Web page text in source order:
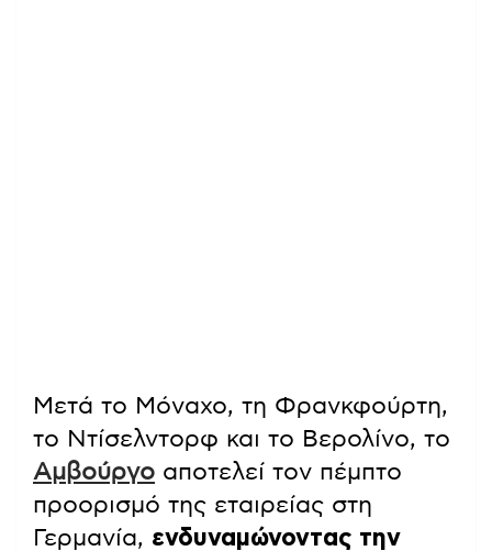
Μετά το Μόναχο, τη Φρανκφούρτη,
το Ντίσελντορφ και το Βερολίνο, το
Αμβούργο αποτελεί τον πέμπτο
προορισμό της εταιρείας στη
Γερμανία, ενδυναμώνοντας την